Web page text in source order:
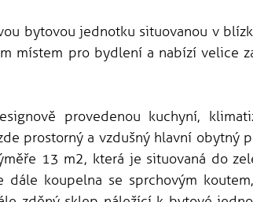
bytovou jednotku situovanou v
místem pro bydlení a nabízí velice
provedenou kuchyní,
prostorný a vzdušný hlavní obytný
13 m2, která je situovaná do
koupelna se sprchovým